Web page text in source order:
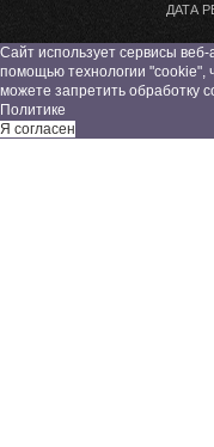
ДАТА
Сайт использует сервисы
помощью технологии "cookie",
можете запретить обработку
Политике
Я согласен